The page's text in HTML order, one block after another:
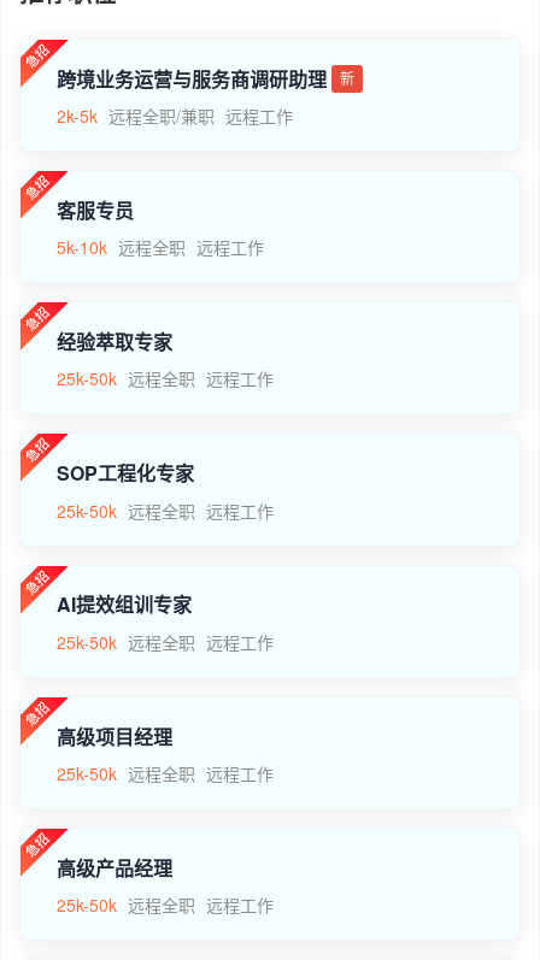
跨境业务运营与服务商调研助理 新
2k-5k 远程全职/兼职 远程工作
客服专员
5k-10k 远程全职 远程工作
经验萃取专家
25k-50k 远程全职 远程工作
SOP工程化专家
25k-50k 远程全职 远程工作
AI提效组训专家
25k-50k 远程全职 远程工作
高级项目经理
25k-50k 远程全职 远程工作
高级产品经理
25k-50k 远程全职 远程工作